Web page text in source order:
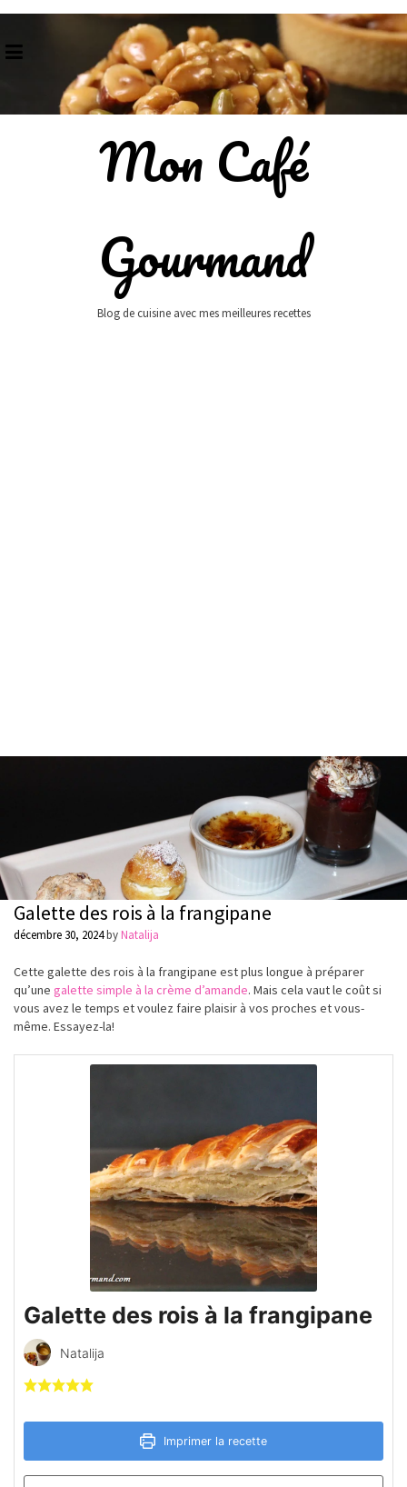
content
Mon Café
Gourmand
Blog de cuisine avec mes meilleures recettes
Galette des rois à la frangipane
décembre 30, 2024byNatalija
Cette galette des rois à la frangipane est plus longue à préparer
qu’une galette simple à la crème d’amande. Mais cela vaut le coût si
vous avez le temps et voulez faire plaisir à vos proches et vous-
même. Essayez-la!
Galette des rois à la frangipane
Natalija
Imprimer la recette